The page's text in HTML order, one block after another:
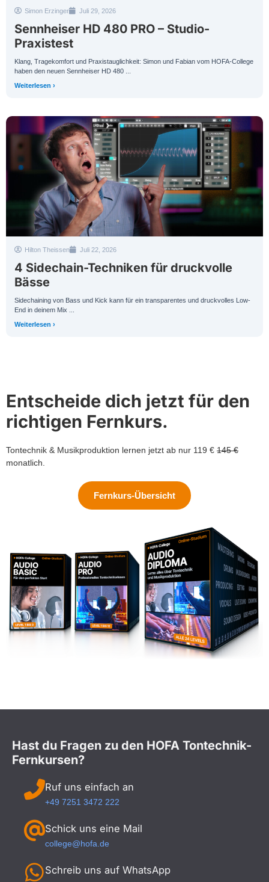
Simon Erzinger Juli 29, 2026
Sennheiser HD 480 PRO – Studio-
Praxistest
Klang, Tragekomfort und Praxistauglichkeit: Simon und Fabian vom HOFA-College
haben den neuen Sennheiser HD 480 ...
Weiterlesen ›
Hilton Theissen Juli 22, 2026
4 Sidechain-Techniken für druckvolle
Bässe
Sidechaining von Bass und Kick kann für ein transparentes und druckvolles Low-
End in deinem Mix ...
Weiterlesen ›
Entscheide dich jetzt für den
richtigen Fernkurs.
Tontechnik & Musikproduktion lernen jetzt ab nur 119 € 145 €
monatlich.
Fernkurs-Übersicht
Hast du Fragen zu den HOFA Tontechnik-
Fernkursen?
Ruf uns einfach an
+49 7251 3472 222
Schick uns eine Mail
college@hofa.de
Schreib uns auf WhatsApp